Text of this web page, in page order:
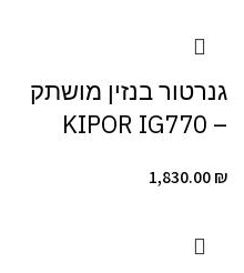
גנרטור ‏בנזין מושתק
– KIPOR IG770
1,830.00₪